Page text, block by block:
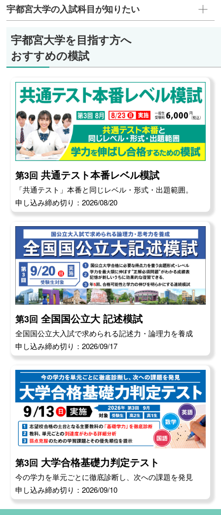
宇都宮大学の入試科目が知りたい
宇都宮大学を目指す方へ
おすすめの模試
第3回 共通テスト本番レベル模試
「共通テスト」本番と同じレベル・形式・出題範囲。
申し込み締め切り：2026/08/20
第3回 全国国公立大 記述模試
全国国公立大入試で求められる記述力・論理力を養成
申し込み締め切り：2026/09/17
第3回 大学合格基礎力判定テスト
今の学力を単元ごとに徹底診断し、次への課題を発見
申し込み締め切り：2026/09/10